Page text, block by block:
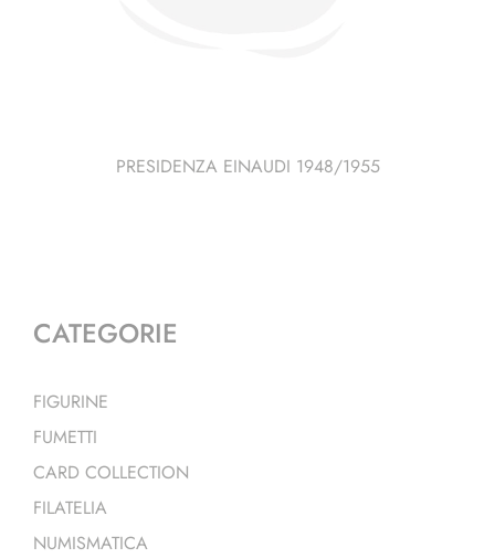
PRESIDENZA EINAUDI 1948/1955
CATEGORIE
FIGURINE
FUMETTI
CARD COLLECTION
FILATELIA
NUMISMATICA